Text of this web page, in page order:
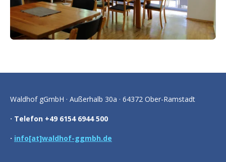
Waldhof gGmbH · Außerhalb 30a · 64372 Ober-Ramstadt
· Telefon +49 6154 6944 500
· info[at]waldhof-ggmbh.de